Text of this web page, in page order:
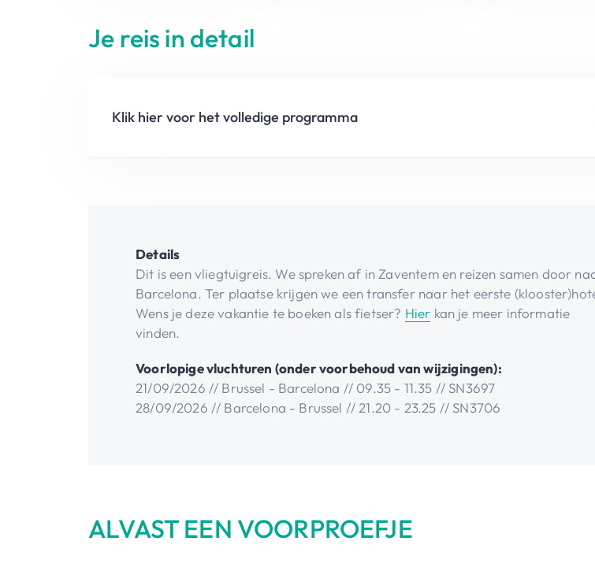
Je reis in detail
Klik hier voor het volledige programma
Details
Dit is een vliegtuigreis. We spreken af in Zaventem en reizen samen door
Barcelona. Ter plaatse krijgen we een transfer naar het eerste
Wens je deze vakantie te boeken als fietser? Hier kan je meer informatie
vinden.
Voorlopige vluchturen (onder voorbehoud van wijzigingen):
21/09/2026 // Brussel - Barcelona // 09.35 - 11.35 // SN3697
28/09/2026 // Barcelona - Brussel // 21.20 - 23.25 // SN3706
ALVAST EEN VOORPROEFJE